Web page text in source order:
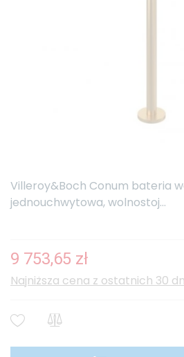
Villeroy&Boch Conum bateria
jednouchwytowa, wolnostoj...
9 753,65 zł
Najniższa cena z ostatnich 30